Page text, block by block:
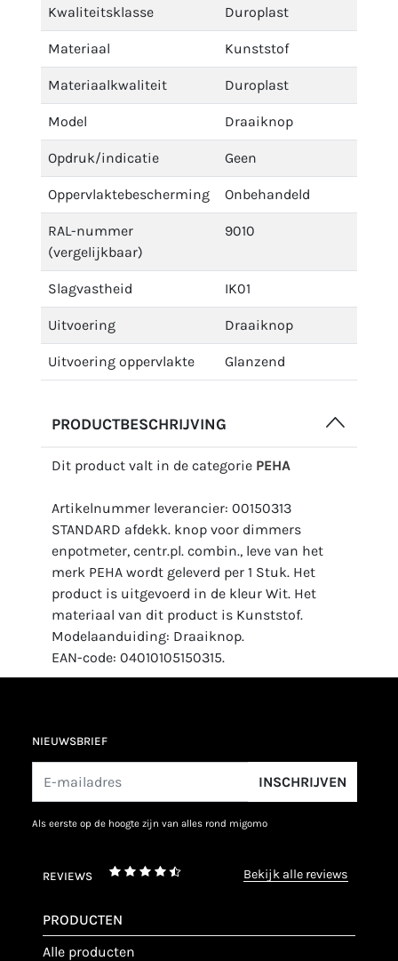
Kwaliteitsklasse Duroplast
Materiaal Kunststof
Materiaalkwaliteit Duroplast
Model Draaiknop
Opdruk/indicatie Geen
Oppervlaktebescherming Onbehandeld
RAL-nummer
(vergelijkbaar)
9010
Slagvastheid IK01
Uitvoering Draaiknop
Uitvoering oppervlakte Glanzend
PRODUCTBESCHRIJVING
Dit product valt in de categorie PEHA
Artikelnummer leverancier: 00150313
STANDARD afdekk. knop voor dimmers
enpotmeter, centr.pl. combin., leve van het
merk PEHA wordt geleverd per 1 Stuk. Het
product is uitgevoerd in de kleur Wit. Het
materiaal van dit product is Kunststof.
Modelaanduiding: Draaiknop.
EAN-code: 04010105150315.
NIEUWSBRIEF
INSCHRIJVEN
als eerste op de hoogte zijn van alles rond migomo
REVIEWS bekijk alle reviews
PRODUCTEN
alle producten